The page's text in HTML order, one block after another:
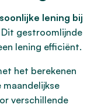
lening bij
gestroomlijnde
lening efficiënt.
het berekenen
verschillende